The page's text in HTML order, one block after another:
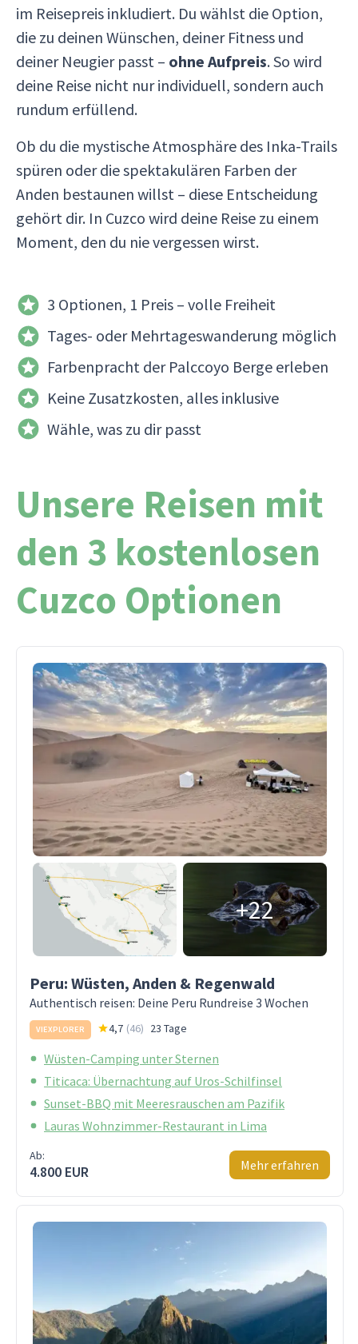
im Reisepreis inkludiert. Du wählst die Option,
die zu deinen Wünschen, deiner Fitness und
deiner Neugier passt – ohne Aufpreis. So wird
deine Reise nicht nur individuell, sondern auch
rundum erfüllend.
Ob du die mystische Atmosphäre des Inka-Trails
spüren oder die spektakulären Farben der
Anden bestaunen willst – diese Entscheidung
gehört dir. In Cuzco wird deine Reise zu einem
Moment, den du nie vergessen wirst.
3 Optionen, 1 Preis – volle Freiheit
Tages- oder Mehrtageswanderung möglich
Farbenpracht der Palccoyo Berge erleben
Keine Zusatzkosten, alles inklusive
Wähle, was zu dir passt
Unsere Reisen mit
den 3 kostenlosen
Cuzco Optionen
+22
Peru: Wüsten, Anden & Regenwald
Authentisch reisen: Deine Peru Rundreise 3 Wochen
VIEXPLORER 4,7 (46) 23 Tage
Wüsten-Camping unter Sternen
Titicaca: Übernachtung auf Uros-Schilfinsel
Sunset-BBQ mit Meeresrauschen am Pazifik
Lauras Wohnzimmer-Restaurant in Lima
Ab:
4.800 EUR Mehr erfahren